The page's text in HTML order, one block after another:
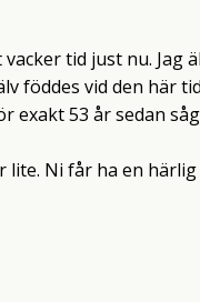
tid just nu. Jag
föddes vid den här
exakt 53 år sedan
lite. Ni får ha en